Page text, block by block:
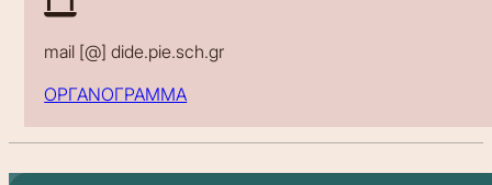
mail [@] dide.pie.sch.gr
ΟΡΓΑΝΟΓΡΑΜΜΑ